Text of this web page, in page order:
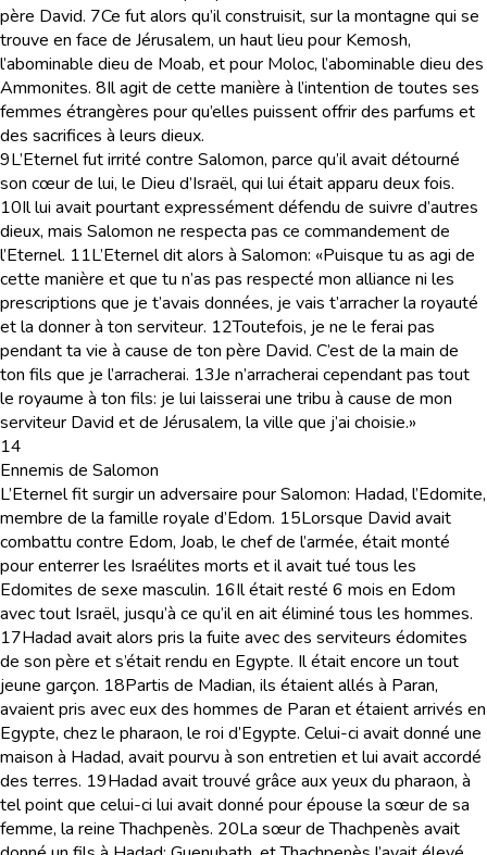
père David. 7Ce fut alors qu’il construisit, sur la montagne qui se
trouve en face de Jérusalem, un haut lieu pour Kemosh,
l’abominable dieu de Moab, et pour Moloc, l’abominable dieu des
Ammonites. 8Il agit de cette manière à l’intention de toutes ses
femmes étrangères pour qu’elles puissent offrir des parfums et
des sacrifices à leurs dieux.
9L’Eternel fut irrité contre Salomon, parce qu’il avait détourné
son cœur de lui, le Dieu d’Israël, qui lui était apparu deux fois.
10Il lui avait pourtant expressément défendu de suivre d’autres
dieux, mais Salomon ne respecta pas ce commandement de
l’Eternel. 11L’Eternel dit alors à Salomon: «Puisque tu as agi de
cette manière et que tu n’as pas respecté mon alliance ni les
prescriptions que je t’avais données, je vais t’arracher la royauté
et la donner à ton serviteur. 12Toutefois, je ne le ferai pas
pendant ta vie à cause de ton père David. C’est de la main de
ton fils que je l’arracherai. 13Je n’arracherai cependant pas tout
le royaume à ton fils: je lui laisserai une tribu à cause de mon
serviteur David et de Jérusalem, la ville que j’ai choisie.»
14
Ennemis de Salomon
L’Eternel fit surgir un adversaire pour Salomon: Hadad, l’Edomite,
membre de la famille royale d’Edom. 15Lorsque David avait
combattu contre Edom, Joab, le chef de l’armée, était monté
pour enterrer les Israélites morts et il avait tué tous les
Edomites de sexe masculin. 16Il était resté 6 mois en Edom
avec tout Israël, jusqu’à ce qu’il en ait éliminé tous les hommes.
17Hadad avait alors pris la fuite avec des serviteurs édomites
de son père et s’était rendu en Egypte. Il était encore un tout
jeune garçon. 18Partis de Madian, ils étaient allés à Paran,
avaient pris avec eux des hommes de Paran et étaient arrivés en
Egypte, chez le pharaon, le roi d’Egypte. Celui-ci avait donné une
maison à Hadad, avait pourvu à son entretien et lui avait accordé
des terres. 19Hadad avait trouvé grâce aux yeux du pharaon, à
tel point que celui-ci lui avait donné pour épouse la sœur de sa
femme, la reine Thachpenès. 20La sœur de Thachpenès avait